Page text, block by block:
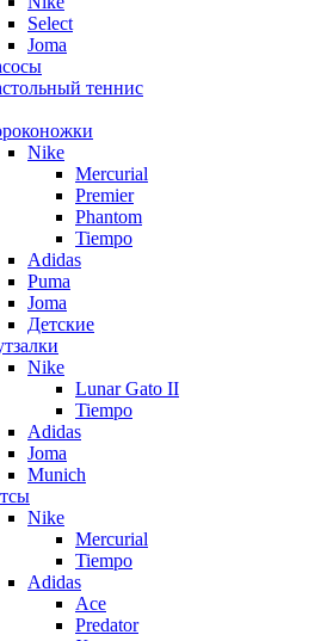
Select
Joma
теннис
Nike
Mercurial
Premier
Phantom
Tiempo
Adidas
Puma
Joma
Детские
Nike
Lunar Gato II
Tiempo
Adidas
Joma
Munich
Nike
Mercurial
Tiempo
Adidas
Ace
Predator